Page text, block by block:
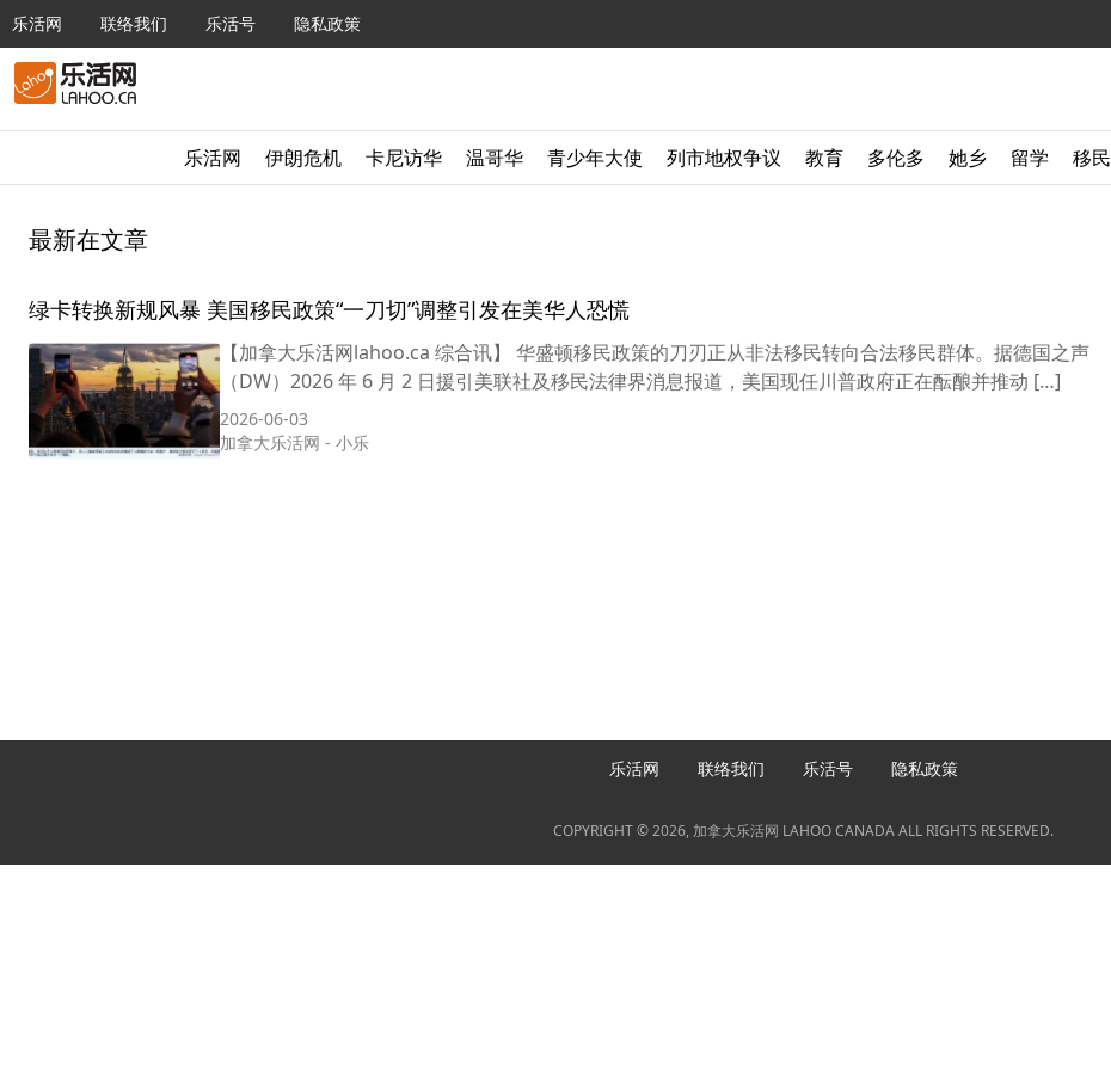
乐活网 联络我们 乐活号 隐私政策
乐活网 伊朗危机 卡尼访华 温哥华 青少年大使 列市地权争议 教育 多伦多 她乡 留学 移民
最新在文章
绿卡转换新规风暴 美国移民政策“一刀切”调整引发在美华人恐慌
【加拿大乐活网lahoo.ca 综合讯】 华盛顿移民政策的刀刃正从非法移民转向合法移民群体。据德国之声
（DW）2026 年 6 月 2 日援引美联社及移民法律界消息报道，美国现任川普政府正在酝酿并推动 […]
2026-06-03
加拿大乐活网 - 小乐
乐活网 联络我们 乐活号 隐私政策
COPYRIGHT © 2026, 加拿大乐活网 LAHOO CANADA ALL RIGHTS RESERVED.